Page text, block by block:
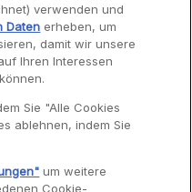
verwenden und
Daten erheben, um
damit wir unsere
Ihren Interessen
Sie "Alle Cookies
ablehnen, indem Sie
um weitere
Cookie-